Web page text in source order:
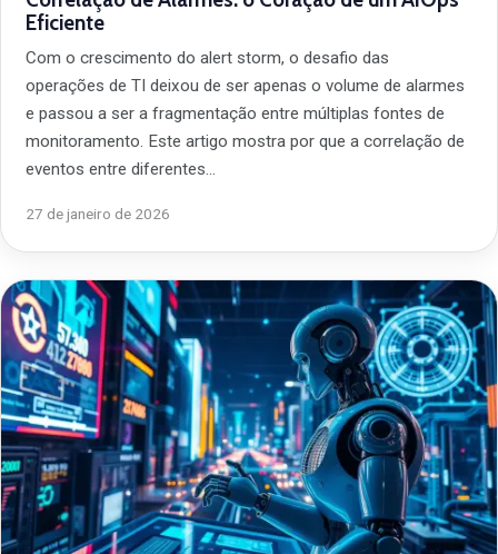
Eficiente
Com o crescimento do alert storm, o desafio das
operações de TI deixou de ser apenas o volume de alarmes
e passou a ser a fragmentação entre múltiplas fontes de
monitoramento. Este artigo mostra por que a correlação de
eventos entre diferentes…
27 de janeiro de 2026